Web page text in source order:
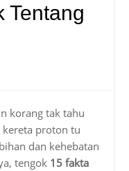
Tentang
korang tak tahu
proton tu
dan kehebatan
tengok 15 fakta